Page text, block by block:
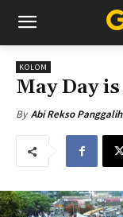
KOLOM
May Day
By Abi Rekso Panggalih